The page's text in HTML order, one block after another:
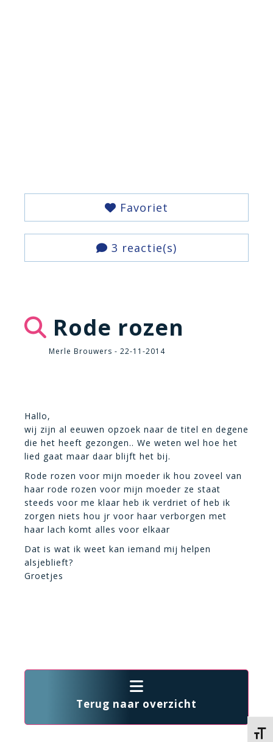
Favoriet
3 reactie(s)
Rode rozen
Merle Brouwers - 22-11-2014
Hallo,
wij zijn al eeuwen opzoek naar de titel en degene
die het heeft gezongen.. We weten wel hoe het
lied gaat maar daar blijft het bij.
Rode rozen voor mijn moeder ik hou zoveel van
haar rode rozen voor mijn moeder ze staat
steeds voor me klaar heb ik verdriet of heb ik
zorgen niets hou jr voor haar verborgen met
haar lach komt alles voor elkaar
Dat is wat ik weet kan iemand mij helpen
alsjeblieft?
Groetjes
Terug naar overzicht